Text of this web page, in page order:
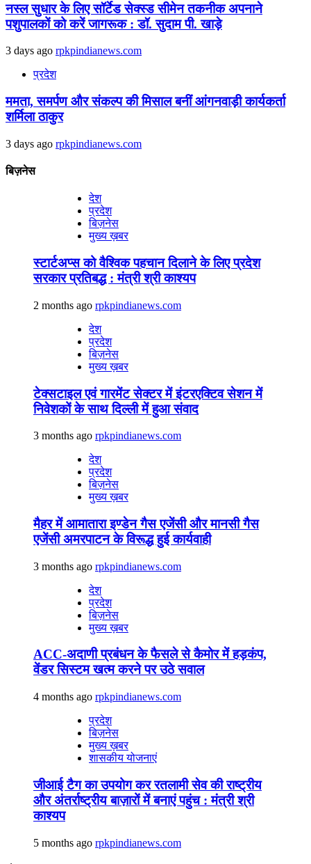
नस्ल सुधार के लिए सॉर्टेड सेक्स्ड सीमेन तकनीक अपनाने
पशुपालकों को करें जागरूक : डॉ. सुदाम पी. खाड़े
3 days ago rpkpindianews.com
प्रदेश
ममता, समर्पण और संकल्प की मिसाल बनीं आंगनवाड़ी कार्यकर्ता
शर्मिला ठाकुर
3 days ago rpkpindianews.com
बिज़नेस
देश
प्रदेश
बिज़नेस
मुख्य ख़बर
स्टार्टअप्स को वैश्विक पहचान दिलाने के लिए प्रदेश
सरकार प्रतिबद्ध : मंत्री श्री काश्यप
2 months ago rpkpindianews.com
देश
प्रदेश
बिज़नेस
मुख्य ख़बर
टेक्सटाइल एवं गारमेंट सेक्टर में इंटरएक्टिव सेशन में
निवेशकों के साथ दिल्ली में हुआ संवाद
3 months ago rpkpindianews.com
देश
प्रदेश
बिज़नेस
मुख्य ख़बर
मैहर में आमातारा इण्डेन गैस एजेंसी और मानसी गैस
एजेंसी अमरपाटन के विरूद्ध हुई कार्यवाही
3 months ago rpkpindianews.com
देश
प्रदेश
बिज़नेस
मुख्य ख़बर
ACC-अदाणी प्रबंधन के फैसले से कैमोर में हड़कंप,
वेंडर सिस्टम खत्म करने पर उठे सवाल
4 months ago rpkpindianews.com
प्रदेश
बिज़नेस
मुख्य ख़बर
शासकीय योजनाएं
जीआई टैग का उपयोग कर रतलामी सेव की राष्ट्रीय
और अंतर्राष्ट्रीय बाज़ारों में बनाएं पहुंच : मंत्री श्री
काश्यप
5 months ago rpkpindianews.com